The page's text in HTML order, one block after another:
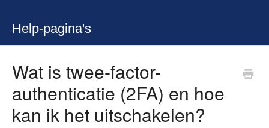
Help-pagina's
Wat is twee-factor-
authenticatie (2FA) en hoe
kan ik het uitschakelen?